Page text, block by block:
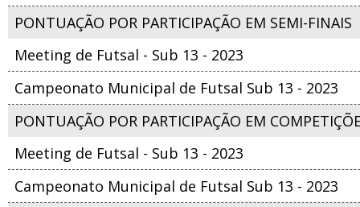
PONTUAÇÃO POR PARTICIPAÇÃO EM SEMI-FINAIS
Meeting de Futsal - Sub 13 - 2023
Campeonato Municipal de Futsal Sub 13 - 2023
PONTUAÇÃO POR PARTICIPAÇÃO EM
Meeting de Futsal - Sub 13 - 2023
Campeonato Municipal de Futsal Sub 13 - 2023